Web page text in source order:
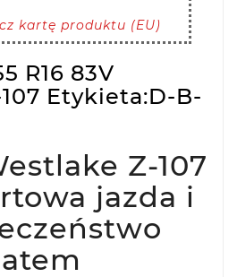
kartę produktu (EU)
R16 83V
Etykieta:D-B-
Z-107
jazda i